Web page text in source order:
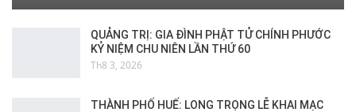
QUẢNG TRỊ: GIA ĐÌNH PHẬT TỬ CHÍNH PHƯỚC
KỶ NIỆM CHU NIÊN LẦN THỨ 60
Th8 3, 2026
THÀNH PHỐ HUẾ: LONG TRỌNG LỄ KHAI MẠC